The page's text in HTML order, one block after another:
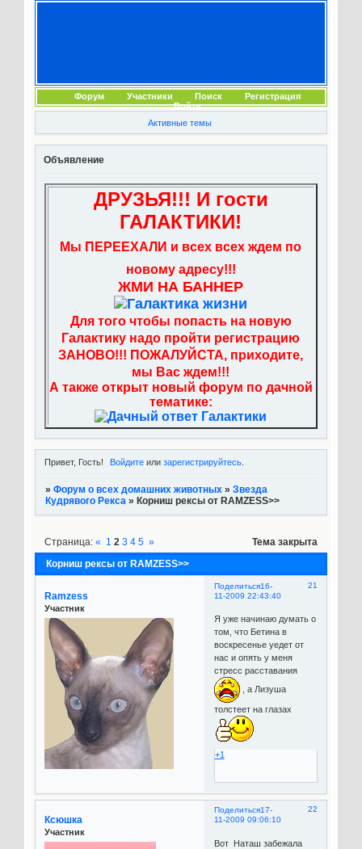
Форум Участники Поиск
Регистрация
Войти
Активные темы
Объявление
ДРУЗЬЯ!!! И гости
ГАЛАКТИКИ!
Мы ПЕРЕЕХАЛИ и всех всех ждем по
новому адресу!!!
ЖМИ НА БАННЕР
Для того чтобы попасть на новую
Галактику надо пройти регистрацию
ЗАНОВО!!! ПОЖАЛУЙСТА, приходите,
мы Вас ждем!!!
А также открыт новый форум по дачной
тематике:
Привет, Гость! Войдите илизарегистрируйтесь
» Форум о всех домашних животных » Звезда
Кудрявого Рекса » Корниш рексы от RAMZESS>>
Корниш рексы от RAMZESS>>
Страница: « 1 2 3 4 5 » Тема закрыта
Поделиться 21
16-
11-2009 22:43:40
Ramzess
Участник
Я уже начинаю думать о
том, что Бетина в
воскресенье уедет от
нас и опять у меня
стресс расставания
, а Лизуша
толстеет на глазах
+1
Поделиться 22
17-
11-2009 09:06:10
Ксюшка
Участник
Вот Наташ забежала